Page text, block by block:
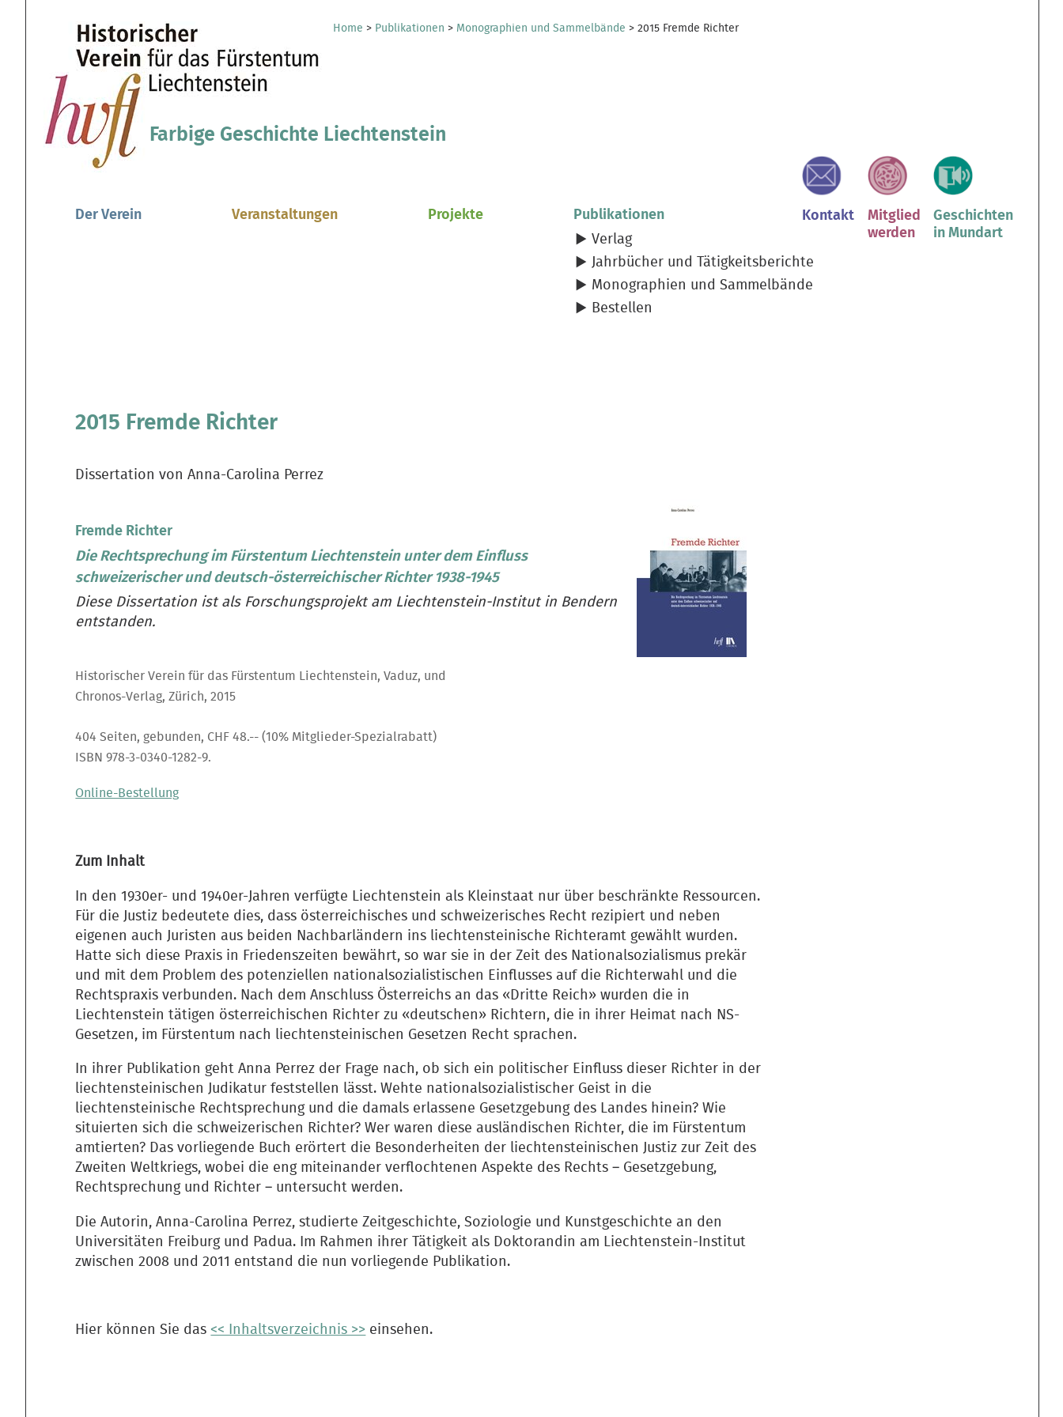
Direkt
Navigation
Werkzeuge
Home > Publikationen > Monographien und Sammelbände >2015 Fremde Richter
Farbige Geschichte Liechtenstein
Kontakt
Mitglied
werden
Geschichten
in Mundart
Sektionen
Der Verein Veranstaltungen Projekte
Publikationen
Verlag
Jahrbücher und Tätigkeitsberichte
Monographien und Sammelbände
Bestellen
2015 Fremde Richter
Dissertation von Anna-Carolina Perrez
Fremde Richter
Die Rechtsprechung im Fürstentum Liechtenstein unter dem Einfluss
schweizerischer und deutsch-österreichischer Richter 1938-1945
Diese Dissertation ist als Forschungsprojekt am Liechtenstein-Institut in Bendern
entstanden.
Historischer Verein für das Fürstentum Liechtenstein, Vaduz, und
Chronos-Verlag, Zürich, 2015
404 Seiten, gebunden, CHF 48.-- (10% Mitglieder-Spezialrabatt)
ISBN 978-3-0340-1282-9.
Online-Bestellung
Zum Inhalt
In den 1930er- und 1940er-Jahren verfügte Liechtenstein als Kleinstaat nur über beschränkte Ressourcen.
Für die Justiz bedeutete dies, dass österreichisches und schweizerisches Recht rezipiert und neben
eigenen auch Juristen aus beiden Nachbarländern ins liechtensteinische Richteramt gewählt wurden.
Hatte sich diese Praxis in Friedenszeiten bewährt, so war sie in der Zeit des Nationalsozialismus prekär
und mit dem Problem des potenziellen nationalsozialistischen Einflusses auf die Richterwahl und die
Rechtspraxis verbunden. Nach dem Anschluss Österreichs an das «Dritte Reich» wurden die in
Liechtenstein tätigen österreichischen Richter zu «deutschen» Richtern, die in ihrer Heimat nach NS-
Gesetzen, im Fürstentum nach liechtensteinischen Gesetzen Recht sprachen.
n ihrer Publikation geht Anna Perrez der Frage nach, ob sich ein politischer Einfluss dieser Richter in der
liechtensteinischen Judikatur feststellen lässt. Wehte nationalsozialistischer Geist in die
liechtensteinische Rechtsprechung und die damals erlassene Gesetzgebung des Landes hinein? Wie
situierten sich die schweizerischen Richter? Wer waren diese ausländischen Richter, die im Fürstentum
amtierten? Das vorliegende Buch erörtert die Besonderheiten der liechtensteinischen Justiz zur Zeit des
Zweiten Weltkriegs, wobei die eng miteinander verflochtenen Aspekte des Rechts – Gesetzgebung,
Rechtsprechung und Richter – untersucht werden.
Die Autorin, Anna-Carolina Perrez, studierte Zeitgeschichte, Soziologie und Kunstgeschichte an den
Universitäten Freiburg und Padua. Im Rahmen ihrer Tätigkeit als Doktorandin am Liechtenstein-Institut
zwischen 2008 und 2011 entstand die nun vorliegende Publikation.
Hier können Sie das << Inhaltsverzeichnis >> einsehen.